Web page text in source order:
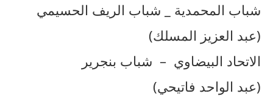
شباب المحمدية _ شباب الريف الحسيمي
(عبد العزيز المسلك)
الاتحاد البيضاوي – شباب بنجرير
(عبد الواحد فاتيحي)